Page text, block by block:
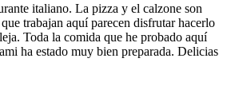
italiano. La pizza y el calzone son
trabajan aquí parecen disfrutar hacerlo
Toda la comida que he probado aquí
ha estado muy bien preparada. Delicias